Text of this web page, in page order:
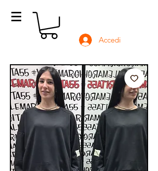
Accedi